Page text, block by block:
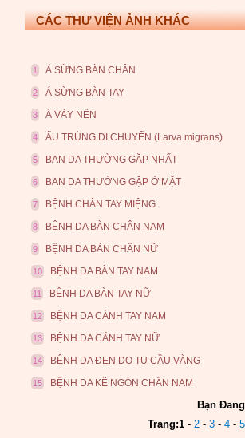
CÁC THƯ VIỆN ẢNH KHÁC
1 Á SỪNG BÀN CHÂN
2 Á SỪNG BÀN TAY
3 Á VẢY NẾN
4 ẤU TRÙNG DI CHUYỂN (Larva migrans)
5 BAN DA THƯỜNG GẶP NHẤT
6 BAN DA THƯỜNG GẶP Ở MẶT
7 BỆNH CHÂN TAY MIỆNG
8 BỆNH DA BÀN CHÂN NAM
9 BỆNH DA BÀN CHÂN NỮ
10 BỆNH DA BÀN TAY NAM
11 BỆNH DA BÀN TAY NỮ
12 BỆNH DA CÁNH TAY NAM
13 BỆNH DA CÁNH TAY NỮ
14 BỆNH DA ĐEN DO TỤ CẦU VÀNG
15 BỆNH DA KẼ NGÓN CHÂN NAM
Bạn
Trang:1 -2 -3 -4 -5